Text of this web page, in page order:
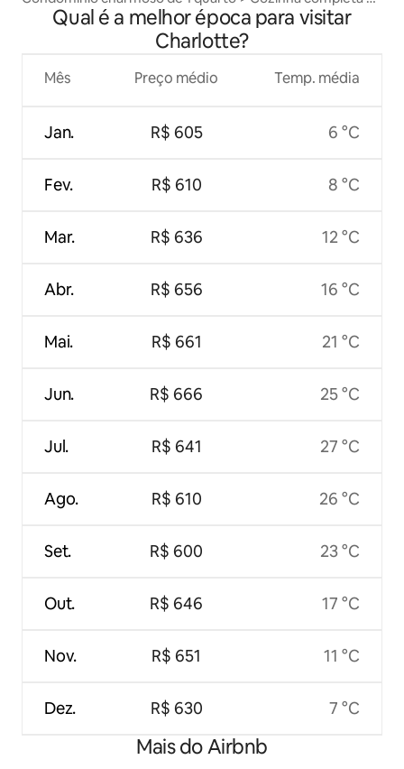
Vida na parte alta da cidade
Qual é a melhor época para visitar
Charlotte?
Mês
Jan.
Fev.
Mar.
Abr.
Mai.
Jun.
Jul.
Ago.
Set.
Out.
Nov.
Dez.
Preço médio
R$ 605
R$ 610
R$ 636
R$ 656
R$ 661
R$ 666
R$ 641
R$ 610
R$ 600
R$ 646
R$ 651
R$ 630
Temp. média
6 °C
8 °C
12 °C
16 °C
21 °C
25 °C
27 °C
26 °C
23 °C
17 °C
11 °C
7 °C
Mais do Airbnb